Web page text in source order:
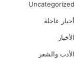
Uncategorized
أخبار عاجلة
الأخبار
الأدب والشعر